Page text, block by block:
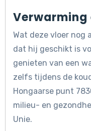
Verwarming
Wat deze vloer nog
dat hij geschikt is
genieten van een
zelfs tijdens de
Hongaarse punt
milieu- en
Unie.